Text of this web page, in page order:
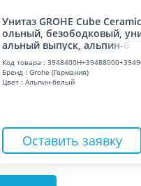
Унитаз GROHE Cube
ольный, безободковый,
альный выпуск, альпин-б
Код товара :
Бренд : Grohe (Германия)
Цвет : Альпин-белый
Оставить заявку